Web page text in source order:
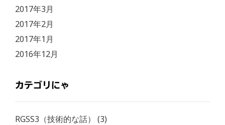
2017年3月
2017年2月
2017年1月
2016年12月
カテゴリにゃ
RGSS3（技術的な話）
(3)